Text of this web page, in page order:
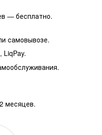
— бесплатно.
самовывозе.
LiqPay.
месяцев.